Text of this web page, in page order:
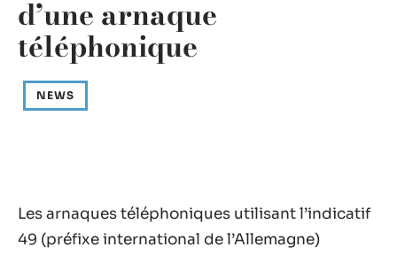
d’une arnaque
téléphonique
NEWS
Les arnaques téléphoniques utilisant l’indicatif
49 (préfixe international de l’Allemagne)